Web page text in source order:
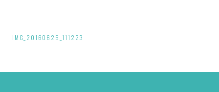
投
ナ
IMG_20160625_111223